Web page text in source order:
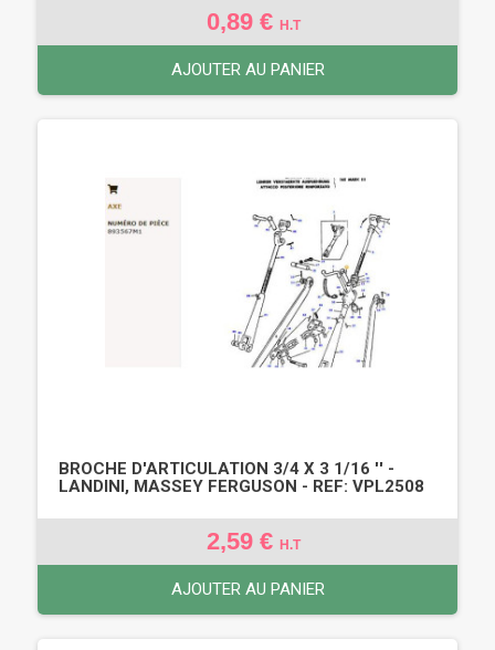
0,89 € H.T
AJOUTER AU PANIER
BROCHE D'ARTICULATION 3/4 X 3 1/16 '' -
LANDINI, MASSEY FERGUSON - REF: VPL2508
2,59 € H.T
AJOUTER AU PANIER